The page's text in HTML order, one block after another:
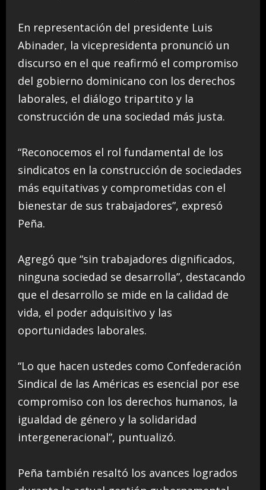
En representación del presidente Luis
Abinader, la vicepresidenta pronunció un
discurso en el que reafirmó el compromiso
del gobierno dominicano con los derechos
laborales, el diálogo tripartito y la
construcción de una sociedad más justa.
“Reconocemos el rol fundamental de los
sindicatos en la construcción de sociedades
más equitativas y comprometidas con el
bienestar de sus trabajadores”, expresó
Peña.
Agregó que “sin trabajadores dignificados,
ninguna sociedad se desarrolla”, destacando
que el desarrollo se mide en la calidad de
vida, el poder adquisitivo y las
oportunidades laborales.
“Lo que hacen ustedes como Confederación
Sindical de las Américas es esencial por ese
compromiso con los derechos humanos, la
igualdad de género y la solidaridad
intergeneracional”, puntualizó.
Peña también resaltó los avances logrados